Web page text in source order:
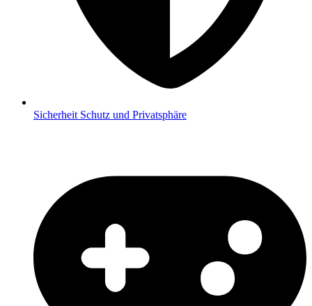
Sicherheit Schutz und Privatsphäre